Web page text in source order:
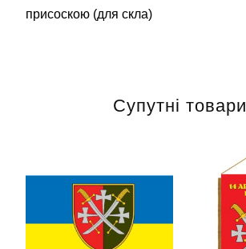
присоскою (для скла)
Супутні товари